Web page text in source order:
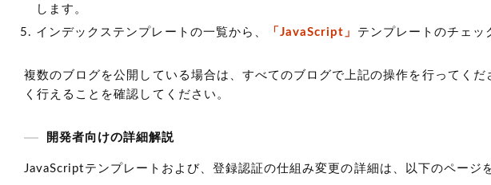
します。
インデックステンプレートの一覧から、
「JavaScript」 テンプレートのチェッ
複数のブログを公開している場合は、すべてのブログで上記の操作を行ってく
く行えることを確認してください。
開発者向けの詳細解説
JavaScriptテンプレートおよび、登録認証の仕組み変更の詳細は、以下のページ